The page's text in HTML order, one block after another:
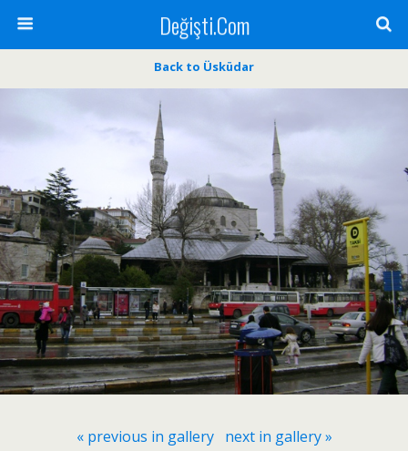
Değişti.Com
Back to Üsküdar
« previous in gallery next in gallery »